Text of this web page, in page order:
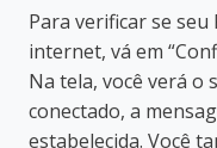
Para verificar se seu
internet, vá em
Na tela, você verá o
conectado, a
estabelecida. Você